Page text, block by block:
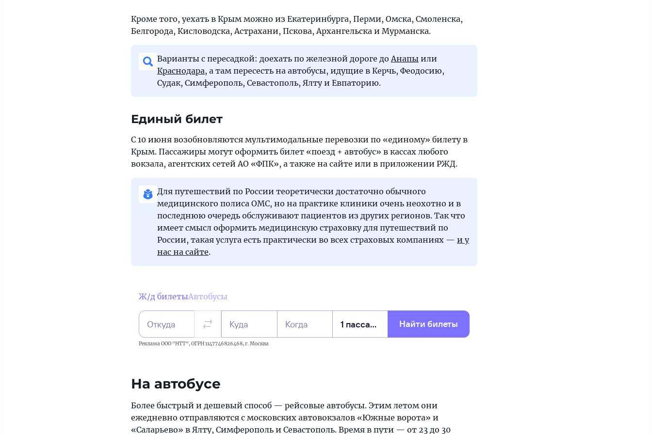
Кроме того, уехать в Крым можно из Екатеринбурга, Перми, Омска, Смоленска,
Белгорода, Кисловодска, Астрахани, Пскова, Архангельска и Мурманска.
Варианты с пересадкой: доехать по железной дороге доАнапы или
Краснодара, а там пересесть на автобусы, идущие в Керчь, Феодосию,
Судак, Симферополь, Севастополь, Ялту и Евпаторию.
Единый билет
С 10 июня возобновляются мультимодальные перевозки по «единому» билету в
Крым. Пассажиры могут оформить билет «поезд + автобус» в кассах любого
вокзала, агентских сетей АО «ФПК», а также на сайте или в приложении РЖД.
Для путешествий по России теоретически достаточно обычного
медицинского полиса ОМС, но на практике клиники очень неохотно и в
последнюю очередь обслуживают пациентов из других регионов. Так что
имеет смысл оформить медицинскую страховку для путешествий по
России, такая услуга есть практически во всех страховых компаниях — и у
нас на сайте.
Ж/д билетыАвтобусы
Откуда Куда Когда Найти билеты
Реклама ООО "НТТ", ОГРН 1147746826468, г. Москва
На автобусе
Более быстрый и дешевый способ — рейсовые автобусы. Этим летом они
ежедневно отправляются с московских автовокзалов «Южные ворота» и
«Саларьево» в Ялту, Симферополь и Севастополь. Время в пути — от 23 до 30